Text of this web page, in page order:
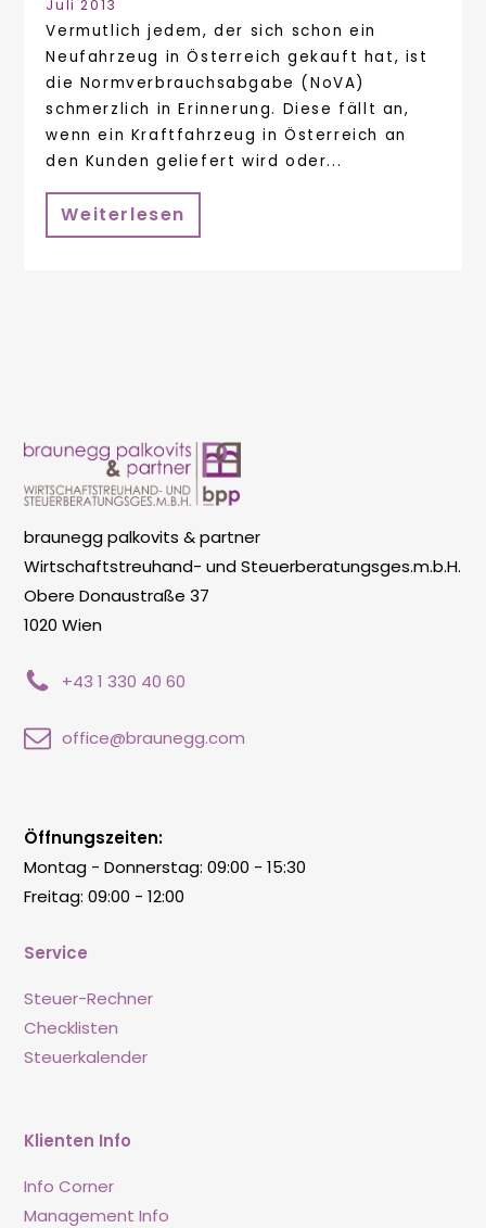
Juli 2013
Vermutlich jedem, der sich schon ein
Neufahrzeug in Österreich gekauft hat, ist
die Normverbrauchsabgabe (NoVA)
schmerzlich in Erinnerung. Diese fällt an,
wenn ein Kraftfahrzeug in Österreich an
den Kunden geliefert wird oder...
Weiterlesen
braunegg palkovits & partner
Wirtschaftstreuhand- und Steuerberatungsges.m.b.H.
Obere Donaustraße 37
1020 Wien
+43 1 330 40 60
office@braunegg.com
Service
Steuer-Rechner
Checklisten
Steuerkalender
Klienten Info
Info Corner
Management Info
Öffnungszeiten:
Montag - Donnerstag: 09:00 - 15:30
Freitag: 09:00 - 12:00